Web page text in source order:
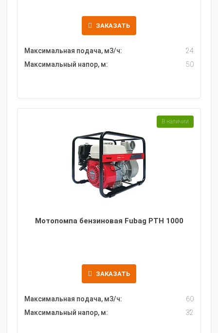
ЗАКАЗАТЬ
Максимальная подача, м3/ч:
24
Максимальный напор, м:
50
Мотопомпа бензиновая Fubag PTH 1000
ЗАКАЗАТЬ
Максимальная подача, м3/ч:
60
Максимальный напор, м:
32
В наличии